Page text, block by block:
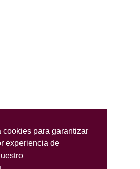
cookies para garantizar
experiencia de